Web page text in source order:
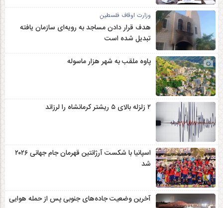
وزارت اوقاف فلسطین
هدف قرار دادن مساجد به رویه‌ای سازمان‌ یافته
تبدیل شده است
پاوه ملقب به شهر هزار ماسوله
۲ زلزله‌ بالای ۵ ریشتر کرمانشاه را لرزاند
اسپانیا با شکست آرژانتین قهرمان جام جهانی ۲۰۲۶
شد
آخرین وضعیت جاده‌های جنوبی پس از حمله هوایی